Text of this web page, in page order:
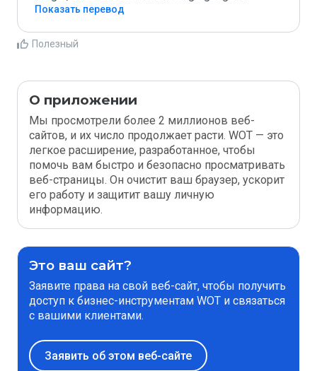
Показать перевод
Полезный
О приложении
Мы просмотрели более 2 миллионов веб-
сайтов, и их число продолжает расти. WOT — это
легкое расширение, разработанное, чтобы
помочь вам быстро и безопасно просматривать
веб-страницы. Он очистит ваш браузер, ускорит
его работу и защитит вашу личную
информацию.
Это ваш сайт?
Заявите права на свой веб-сайт, чтобы получить
доступ к бизнес-инструментам WOT и связаться
с вашими клиентами.
Заявить об этом веб-сайте